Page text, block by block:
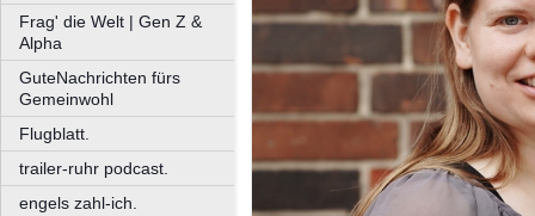
Frag' die Welt | Gen Z &
Alpha
GuteNachrichten fürs
Gemeinwohl
Flugblatt.
trailer-ruhr podcast.
engels zahl-ich.